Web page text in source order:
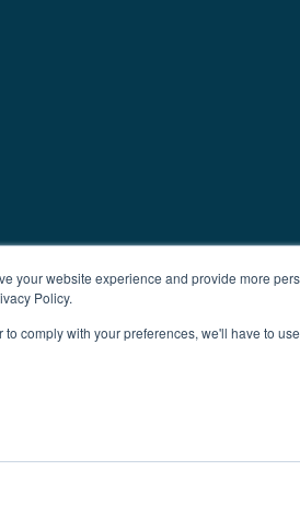
your website experience and provide more
Policy.
comply with your preferences, we'll have to